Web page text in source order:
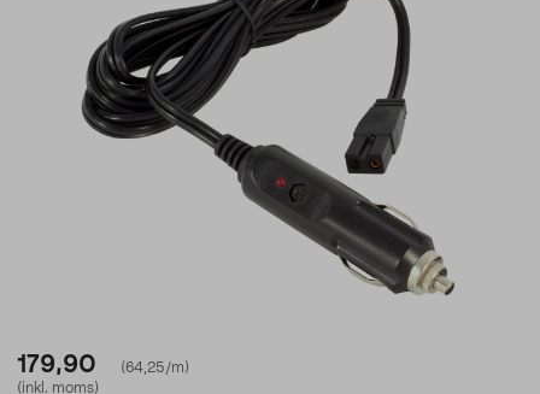
179,90
(64,25/m)
(inkl. moms)